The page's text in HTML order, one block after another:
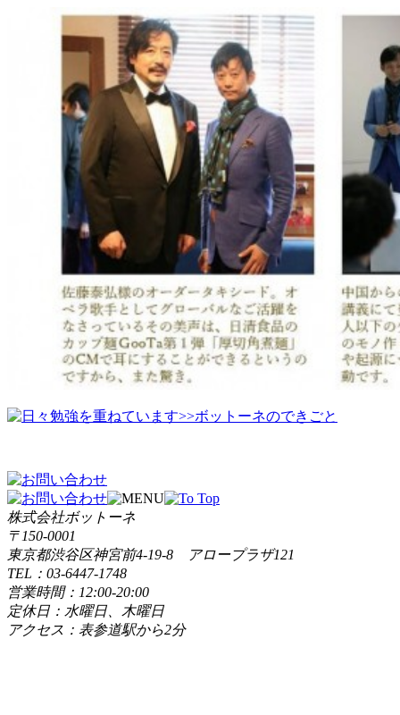
>>ボットーネのできごと
株式会社ボットーネ
〒150-0001
東京都渋谷区神宮前4-19-8 アロープラザ121
TEL：03-6447-1748
営業時間：12:00-20:00
定休日：水曜日、木曜日
アクセス：表参道駅から2分